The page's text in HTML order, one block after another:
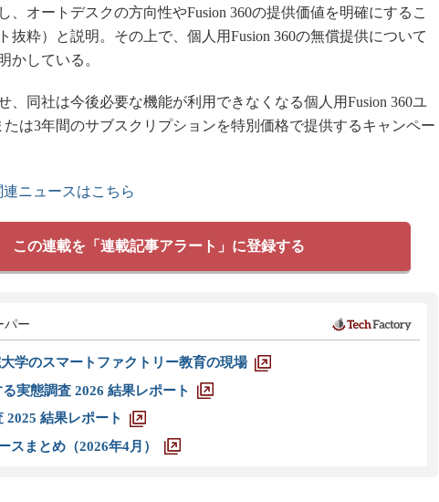
、オートデスクの方向性やFusion 360の提供価値を明確にするこ
抜粋）と説明。その上で、個人用Fusion 360の無償提供について
かしている。
同社は今後必要な機能が利用できなくなる個人用Fusion 360ユ
は3年間のサブスクリプションを特別価格で提供するキャンペー
ニュースはこちら
この連載を「連載記事アラート」に登録する
パー
大学のスマートファクトリー教育の現場
実態調査 2026 結果レポート
結果レポート
スまとめ（2026年4月）